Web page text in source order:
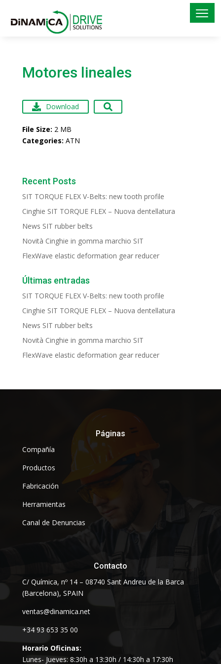
Motores lineales
Download
File Size: 2 MB
Categories: ATN
Recent Posts
SIT TORQUE FLEX V-Belts: new tooth profile
Cinghie SIT TORQUE FLEX – Nuova dentellatura
News SIT rubber belts
Novità Cinghie in gomma marchio SIT
FlexWave elastic deformation gear reducer
Últimas entradas
SIT TORQUE FLEX V-Belts: new tooth profile
Cinghie SIT TORQUE FLEX – Nuova dentellatura
News SIT rubber belts
Novità Cinghie in gomma marchio SIT
FlexWave elastic deformation gear reducer
Páginas
Compañía
Productos
Fabricación
Herramientas
Canal de Denuncias
Contacto
C/ Química, nº 14 – 08740 Sant Andreu de la Barca
(Barcelona), SPAIN
ventas@dinamica.net
+34 93 653 35 00
Horario Oficinas:
Lunes- Jueves: 8:30h a 13:30h / 14:30h a 17:30h